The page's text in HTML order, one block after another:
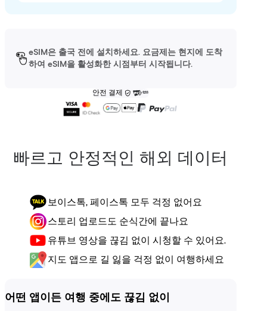
eSIM은 출국 전에 설치하세요. 요금제는 현지에 도착
하여 eSIM을 활성화한 시점부터 시작됩니다.
안전 결제
빠르고 안정적인 해외 데이터
보이스톡, 페이스톡 모두 걱정 없어요
스토리 업로드도 순식간에 끝나요
유튜브 영상을 끊김 없이 시청할 수 있어요.
지도 앱으로 길 잃을 걱정 없이 여행하세요
어떤 앱이든 여행 중에도 끊김 없이